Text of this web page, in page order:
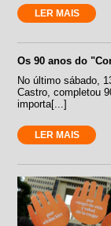
LER MAIS
Os 90 anos do
No último sábado,
Castro, completou
importa[...]
LER MAIS